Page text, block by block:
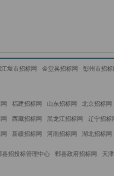
堰市招标网 金堂县招标网 彭州市招标
福建招标网 山东招标网 北京招标网
西藏招标网 黑龙江招标网 辽宁招标
新疆招标网 河南招标网 湖北招标网
县招投标管理中心 郫县政府招标网 天